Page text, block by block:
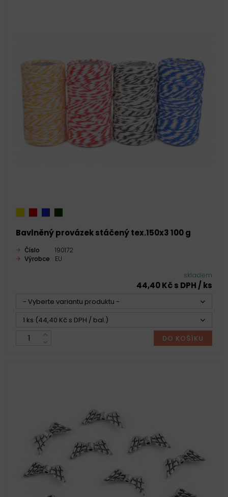
Bavlněný provázek stáčený tex.150x3 100 g
Číslo
190172
Výrobce
EU
skladem
44,40 Kč s DPH / ks
- Vyberte variantu produktu -
1 ks (44,40 Kč s DPH / bal.)
DO KOŠÍKU